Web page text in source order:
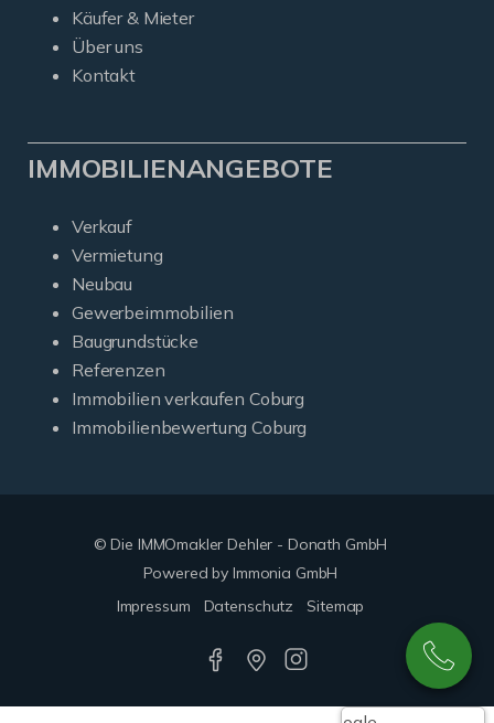
Käufer & Mieter
Über uns
Kontakt
IMMOBILIENANGEBOTE
Verkauf
Vermietung
Neubau
Gewerbeimmobilien
Baugrundstücke
Referenzen
Immobilien verkaufen Coburg
Immobilienbewertung Coburg
© Die IMMOmakler Dehler - Donath GmbH
Powered by Immonia GmbH
Impressum
Datenschutz Sitemap